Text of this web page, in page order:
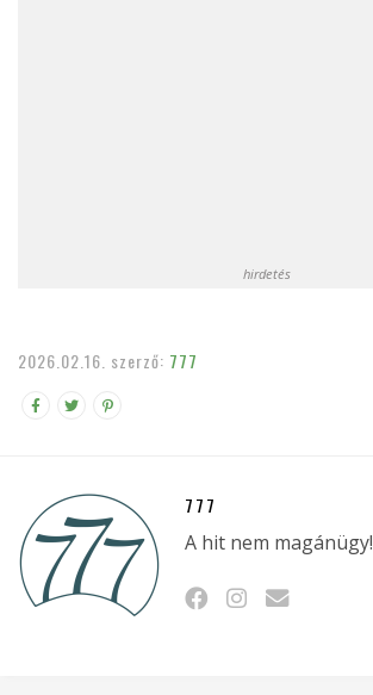
hirdetés
2026.02.16. szerző: 777
777
A hit nem magánügy!